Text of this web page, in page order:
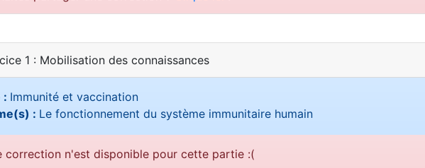
1 : Mobilisation des connaissances
: Immunité et vaccination
: Le fonctionnement du système immunitaire humain
correction n'est disponible pour cette partie :(